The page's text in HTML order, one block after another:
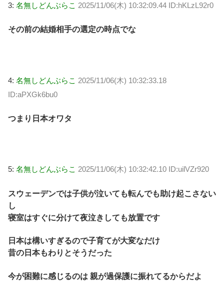
3: 名無しどんぶらこ 2025/11/06(木) 10:32:09.44 ID:hKLzL92r0
その前の結婚相手の選定の時点でな
4: 名無しどんぶらこ 2025/11/06(木) 10:32:33.18
ID:aPXGk6bu0
つまり日本オワタ
5: 名無しどんぶらこ 2025/11/06(木) 10:32:42.10 ID:uilVZr920
スウェーデンでは子供が泣いても転んでも助け起こさない
し
寝室はすぐに分けて夜泣きしても放置です
日本は構いすぎるので子育てが大変なだけ
昔の日本もわりとそうだった
今が困難に感じるのは 親が過保護に振れてるからだよ